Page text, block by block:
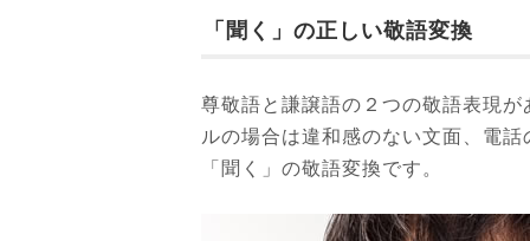
「聞く」の正しい敬語変換
尊敬語と謙譲語の２つの敬語表現
ルの場合は違和感のない文面、電
「聞く」の敬語変換です。